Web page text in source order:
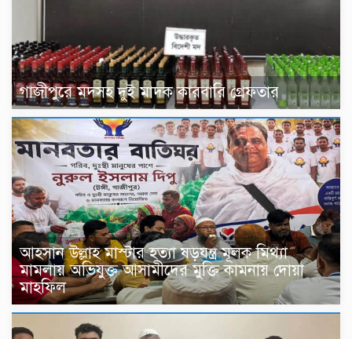
গাজীপুরে মদসহ দুই মাদক কারবারি গ্রেফতার
আহসান উল্লাহ মাস্টার হত্যা ষড়যন্ত্র মূলক মিথ্যা
মামলায় অভিযুক্ত আসামীদের মুক্তি কামনায় দোয়া
মাহফিল